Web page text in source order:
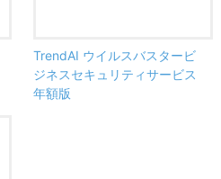
TrendAI ウイルスバスタービ
ジネスセキュリティサービス
年額版